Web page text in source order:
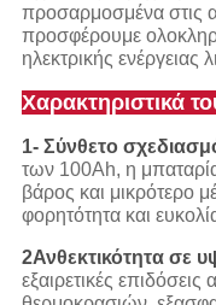
προσαρμοσμένα στις
προσφέρουμε
ηλεκτρικής ενέργειας
Χαρακτηριστικά
1- Σύνθετο
των 100Ah, η
βάρος και μικρότερο
φορητότητα και
2Ανθεκτικότητα σε
εξαιρετικές